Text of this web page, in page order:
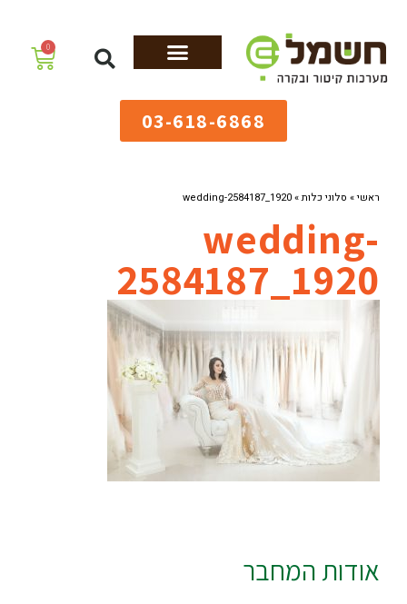
0
03-618-6868
ראשי» סלוני כלות»
wedding-2584187_1920
wedding-
2584187_1920
אודות המחבר